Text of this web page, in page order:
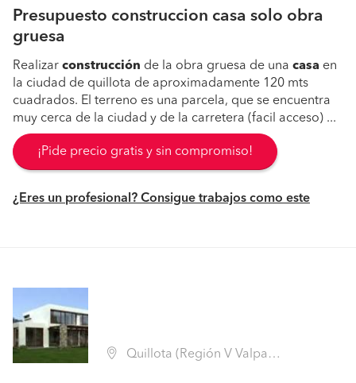
Presupuesto construccion casa solo obra
gruesa
Realizar construcción de la obra gruesa de una casa en
la ciudad de quillota de aproximadamente 120 mts
cuadrados. El terreno es una parcela, que se encuentra
muy cerca de la ciudad y de la carretera (facil acceso) ...
¡Pide precio gratis y sin compromiso!
¿Eres un profesional? Consigue trabajos como este
Quillota (Región V Valparaíso - Quillota)